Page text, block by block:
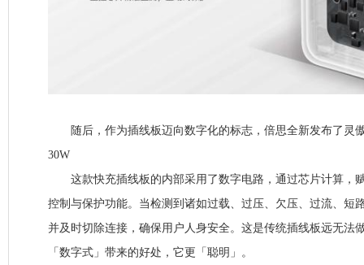
随后，作为插线板迈向数字化的标志，倍思全新发布了灵
30W
这款快充插线板的内部采用了数字电路，通过芯片计算，
控制与保护功能。当检测到诸如过载、过压、欠压、过流、短
并及时切除连接，确保用户人身安全。这是传统插线板远无法
「数字式」带来的好处，它更「聪明」。